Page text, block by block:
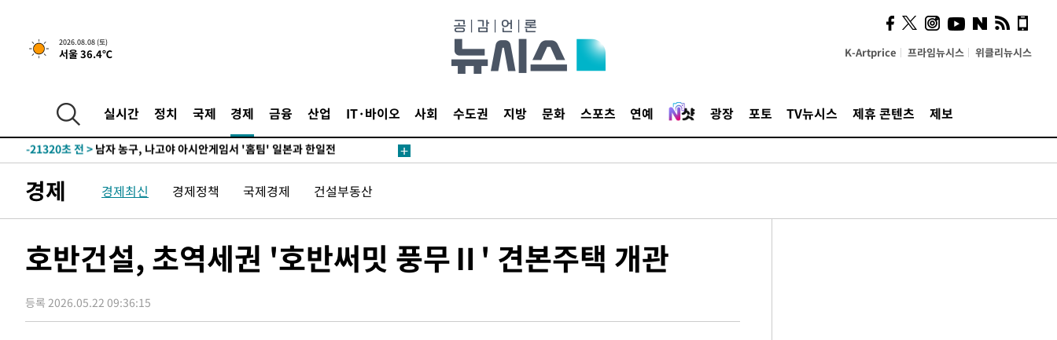
2026.08.08 (토)
서울 36.4℃ K-Artprice 프라임뉴시스 위클리뉴시스
실시간 정치 국제 경제 금융 산업 IT·바이오 사회 수도권 지방 문화 스포츠 연예 광장 포토 TV뉴시스 제휴 콘텐츠 제보
1시간 전 >[속보]뉴욕증시 상승 마감…S&P 0.6% 나스닥 1.3%↑
-29969초 전 >강릉에 시간당 81.4㎜ 물폭탄…도로 잠기고 담벼락 붕괴
-23786초 전 >
선재도서 해루질 나섰다 실종 60대, 닷새 만에 숨진 채 발견
-21320초 전 >
-20696초 전 > 여수 오동도 해상서 모터보트 전복…1명 사망·1명 실종
주 날씨]
-13941초 전 >
축구협회 "압수수색·성접대 논란 사과…쇄신의 기회로 삼겠다"
-12458초 전 >[속보]'압수수색·성접대 논란' 축구협회 "실망과 걱정 안겨드려 죄
1시간 전 > [속보]뉴욕증시 상승 마감…S&P 0.6% 나스닥 1.3%↑
-26076초 전 >백운산서 80년근 천종산삼 9뿌리 발견…감정가 1.3억원
-23786초 전 >선재도서 해루질 나섰다 실종 60대, 닷새 만에 숨진 채 발견
경제 경제최신 경제정책 국제경제 건설부동산
호반건설, 초역세권 '호반써밋 풍무Ⅱ' 견본주택 개관
등록 2026.05.22 09:36:15